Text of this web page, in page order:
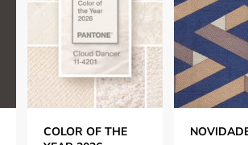
COLOR OF THE